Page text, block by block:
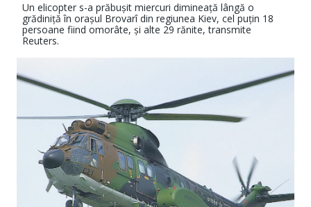
Un elicopter s-a prăbușit miercuri dimineață lângă o
grădiniță în orașul Brovarî din regiunea Kiev, cel puțin 18
persoane fiind omorâte, și alte 29 rănite, transmite
Reuters.